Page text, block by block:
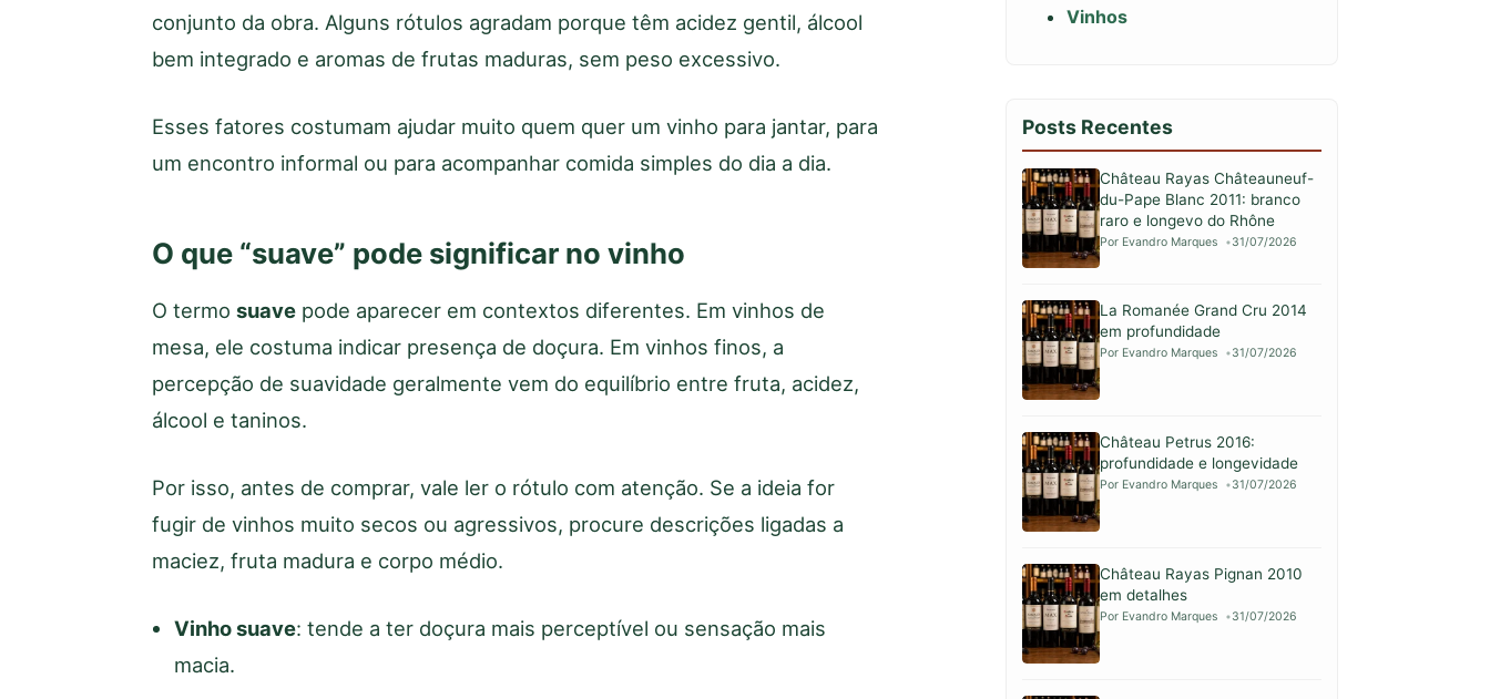
conjunto da obra. Alguns rótulos agradam porque têm acidez gentil, álcool
bem integrado e aromas de frutas maduras, sem peso excessivo.
Esses fatores costumam ajudar muito quem quer um vinho para jantar, para
um encontro informal ou para acompanhar comida simples do dia a dia.
O que “suave” pode significar no vinho
O termo suave pode aparecer em contextos diferentes. Em vinhos de
mesa, ele costuma indicar presença de doçura. Em vinhos finos, a
percepção de suavidade geralmente vem do equilíbrio entre fruta, acidez,
álcool e taninos.
Por isso, antes de comprar, vale ler o rótulo com atenção. Se a ideia for
fugir de vinhos muito secos ou agressivos, procure descrições ligadas a
maciez, fruta madura e corpo médio.
Vinho suave: tende a ter doçura mais perceptível ou sensação mais
macia.
Vinhos
Posts Recentes
Château Rayas Châteauneuf-
du-Pape Blanc 2011: branco
raro e longevo do Rhône
Por Evandro Marques 31/07/2026
La Romanée Grand Cru 2014
em profundidade
Por Evandro Marques 31/07/2026
Château Petrus 2016:
profundidade e longevidade
Por Evandro Marques 31/07/2026
Château Rayas Pignan 2010
em detalhes
Por Evandro Marques 31/07/2026